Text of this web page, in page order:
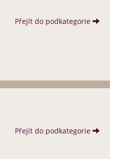
Přejít do podkategorie
Přejít do podkategorie